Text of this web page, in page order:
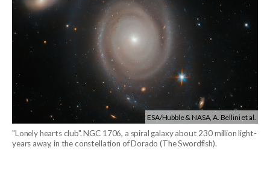
ESA/Hubble & NASA, A. Bellini et al.
"Lonely hearts club". NGC 1706, a spiral galaxy about 230 million light-
years away, in the constellation of Dorado (The Swordfish).